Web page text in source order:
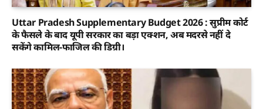
Uttar Pradesh Supplementary Budget 2026 : सुप्रीम कोर्ट
के फैसले के बाद यूपी सरकार का बड़ा एक्शन, अब मदरसे नहीं दे
सकेंगे कामिल-फाजिल की डिग्री।